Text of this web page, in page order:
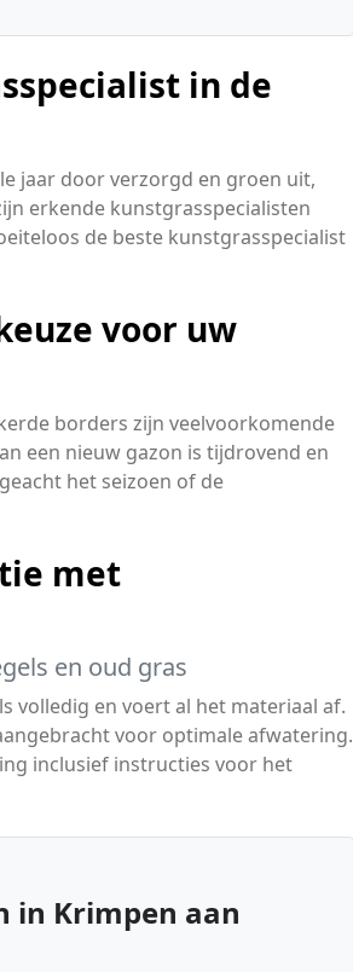
in de
jaar door verzorgd en groen uit,
erkende kunstgrasspecialisten
de beste kunstgrasspecialist
voor uw
borders zijn veelvoorkomende
een nieuw gazon is tijdrovend en
het seizoen of de
met
en oud gras
volledig en voert al het materiaal af.
voor optimale afwatering.
inclusief instructies voor het
in Krimpen aan